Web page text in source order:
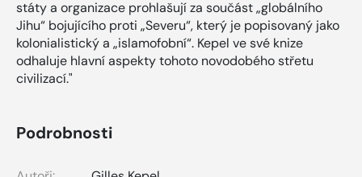
státy a organizace prohlašují za součást „globálního
Jihu“ bojujícího proti „Severu“, který je popisovaný jako
kolonialistický a „islamofobní“. Kepel ve své knize
odhaluje hlavní aspekty tohoto novodobého střetu
civilizací."
Podrobnosti